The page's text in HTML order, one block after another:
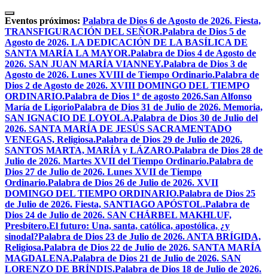
Skip
to
content
Eventos próximos: Palabra de Dios 6 de Agosto de 2026. Fiesta,
TRANSFIGURACIÓN DEL SEÑOR.Palabra de Dios 5 de
Agosto de 2026. LA DEDICACIÓN DE LA BASÍLICA DE
SANTA MARÍA LA MAYOR.Palabra de Dios 4 de Agosto de
2026. SAN JUAN MARÍA VIANNEY.Palabra de Dios 3 de
Agosto de 2026. Lunes XVIII de Tiempo Ordinario.Palabra de
Dios 2 de Agosto de 2026. XVIII DOMINGO DEL TIEMPO
ORDINARIO.Palabra de Dios 1º de agosto 2026.San Alfonso
María de LigorioPalabra de Dios 31 de Julio de 2026. Memoria,
SAN IGNACIO DE LOYOLA.Palabra de Dios 30 de Julio del
2026. SANTA MARÍA DE JESÚS SACRAMENTADO
VENEGAS, Religiosa.Palabra de Dios 29 de Julio de 2026.
SANTOS MARTA, MARÍA y LÁZARO.Palabra de Dios 28 de
Julio de 2026. Martes XVII del Tiempo Ordinario.Palabra de
Dios 27 de Julio de 2026. Lunes XVII de Tiempo
Ordinario.Palabra de Dios 26 de Julio de 2026. XVII
DOMINGO DEL TIEMPO ORDINARIO.Palabra de Dios 25
de Julio de 2026. Fiesta, SANTIAGO APÓSTOL.Palabra de
Dios 24 de Julio de 2026. SAN CHÁRBEL MAKHLUF,
Presbítero.El futuro: Una, santa, católica, apostólica, ¿y
sinodal?Palabra de Dios 23 de Julio de 2026. ANTA BRÍGIDA,
Religiosa.Palabra de Dios 22 de Julio de 2026. SANTA MARÍA
MAGDALENA.Palabra de Dios 21 de Julio de 2026. SAN
LORENZO DE BRÍNDIS.Palabra de Dios 18 de Julio de 2026.